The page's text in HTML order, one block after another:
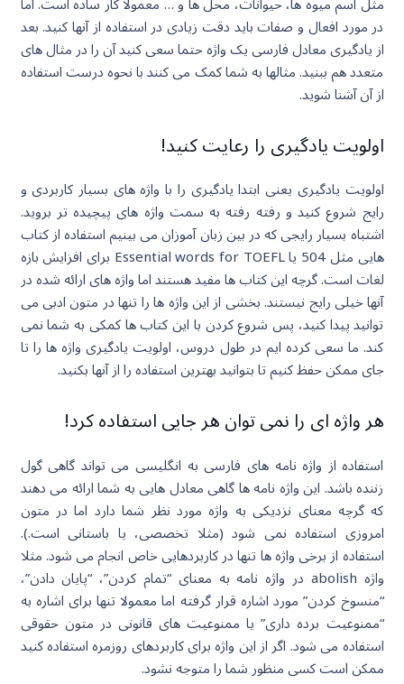
در مورد افعال و صفات باید دقت زیادی در استفاده از آنها کنید. بعد
از یادگیری معادل فارسی یک واژه حتما سعی کنید آن را در مثال های
متعدد هم ببنید. مثالها به شما کمک می کنند با نحوه درست استفاده
از آن آشنا شوید.
اولویت یادگیری را رعایت کنید!
اولویت یادگیری یعنی ابتدا یادگیری را با واژه های بسیار کاربردی و
رایج شروع کنید و رفته رفته به سمت واژه های پیچیده تر بروید.
اشتباه بسیار رایجی که در بین زبان آموزان می بینیم استفاده از کتاب
هایی مثل 504 یا Essential words for TOEFL برای افزایش بازه
لغات است. گرچه این کتاب ها مفید هستند اما واژه های ارائه شده در
آنها خیلی رایج نیستند. بخشی از این واژه ها را تنها در متون ادبی می
توانید پیدا کنید، پس شروع کردن با این کتاب ها کمکی به شما نمی
کند. ما سعی کرده ایم در طول دروس، اولویت یادگیری واژه ها را تا
جای ممکن حفظ کنیم تا بتوانید بهترین استفاده را از آنها بکنید.
هر واژه ای را نمی توان هر جایی استفاده کرد!
استفاده از واژه نامه های فارسی به انگلیسی می تواند گاهی گول
زننده باشد. این واژه نامه ها گاهی معادل هایی به شما ارائه می دهند
که گرچه معنای نزدیکی به واژه مورد نظر شما دارد اما در متون
امروزی استفاده نمی شود (مثلا تخصصی، یا باستانی است.).
استفاده از برخی واژه ها تنها در کاربردهایی خاص انجام می شود. مثلا
واژه abolish در واژه نامه به معنای “تمام کردن”، “پایان دادن”،
“منسوخ کردن” مورد اشاره قرار گرفته اما معمولا تنها برای اشاره به
“ممنوعیت برده داری” یا ممنوعیت های قانونی در متون حقوقی
استفاده می شود. اگر از این واژه برای کاربردهای روزمره استفاده کنید
ممکن است کسی منظور شما را متوجه نشود.